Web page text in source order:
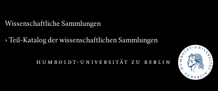
Wissenschaftliche Sammlungen
› Teil-Katalog der wissenschaftlichen Sammlungen